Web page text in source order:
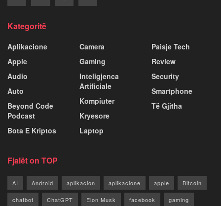
Kategoritë
Aplikacione
Apple
Audio
Auto
Beyond Code
Podcast
Bota E Kriptos
Camera
Gaming
Inteligjenca
Artificiale
Kompiuter
Kryesore
Laptop
Paisje Tech
Review
Security
Smartphone
Të Gjitha
Fjalët on TOP
AI Android aplikacion aplikacione apple Bitcoin
chatbot ChatGPT Elon Musk facebook gaming